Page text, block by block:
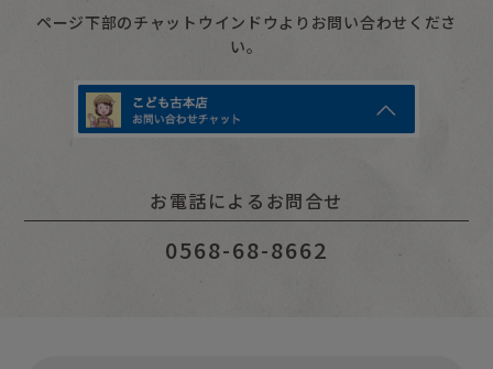
ページ下部のチャットウインドウよりお問い合わせくださ
い。
お電話によるお問合せ
0568-68-8662